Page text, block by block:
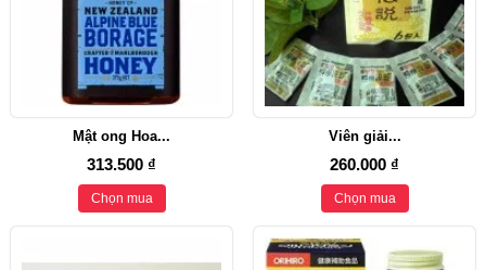
Mật ong Hoa...
313.500 ₫
Chọn mua
Viên giải...
260.000 ₫
Chọn mua